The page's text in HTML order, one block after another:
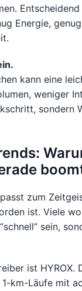
Energie,
kann eine
weniger
sondern
zum
ist. Viele
sein,
ist HYROX.
km-Läufe mit